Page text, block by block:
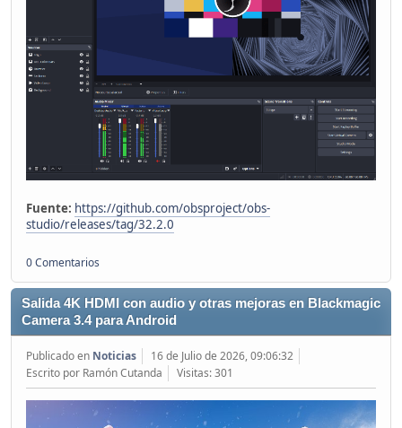
Fuente: https://github.com/obsproject/obs-
studio/releases/tag/32.2.0
0 Comentarios
Salida 4K HDMI con audio y otras mejoras en Blackmagic
Camera 3.4 para Android
Publicado en Noticias
16 de Julio de 2026, 09:06:32
Escrito por Ramón Cutanda
Visitas: 301